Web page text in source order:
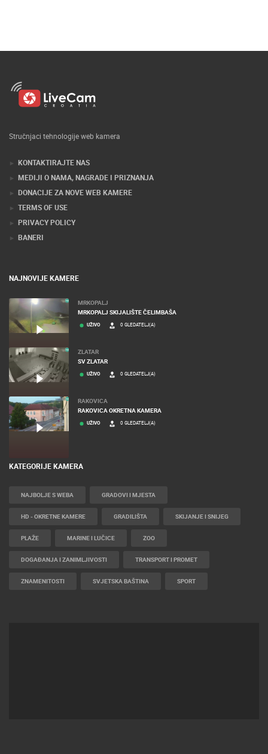
Stručnjaci tehnologije web kamera
KONTAKTIRAJTE NAS
MEDIJI O NAMA, NAGRADE I PRIZNANJA
DONACIJE ZA NOVE WEB KAMERE
TERMS OF USE
PRIVACY POLICY
BANERI
NAJNOVIJE KAMERE
MRKOPALJ
MRKOPALJ SKIJALIŠTE ČELIMBAŠA
UŽIVO 0 GLEDATELJ(A)
ZLATAR
SV ZLATAR
UŽIVO 0 GLEDATELJ(A)
RAKOVICA
RAKOVICA OKRETNA KAMERA
UŽIVO 0 GLEDATELJ(A)
KATEGORIJE KAMERA
NAJBOLJE S WEBA GRADOVI I MJESTA
HD - OKRETNE KAMERE GRADILIŠTA SKIJANJE I SNIJEG
PLAŽE MARINE I LUČICE ZOO
DOGAĐANJA I ZANIMLJIVOSTI TRANSPORT I PROMET
ZNAMENITOSTI SVJETSKA BAŠTINA SPORT